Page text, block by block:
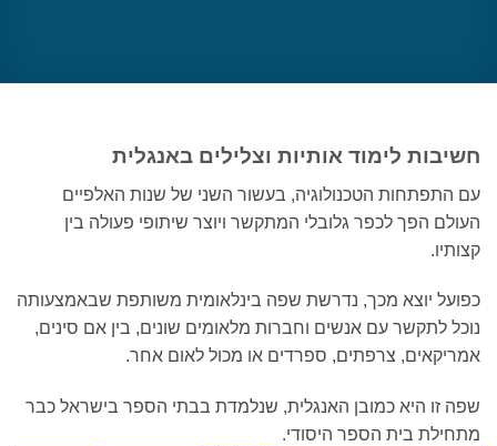
חשיבות לימוד אותיות וצלילים באנגלית
עם התפתחות הטכנולוגיה, בעשור השני של שנות האלפיים
העולם הפך לכפר גלובלי המתקשר ויוצר שיתופי פעולה בין
קצותיו.
כפועל יוצא מכך, נדרשת שפה בינלאומית משותפת שבאמצעותה
נוכל לתקשר עם אנשים וחברות מלאומים שונים, בין אם סינים,
אמריקאים, צרפתים, ספרדים או מכול לאום אחר.
שפה זו היא כמובן האנגלית, שנלמדת בבתי הספר בישראל כבר
מתחילת בית הספר היסודי.